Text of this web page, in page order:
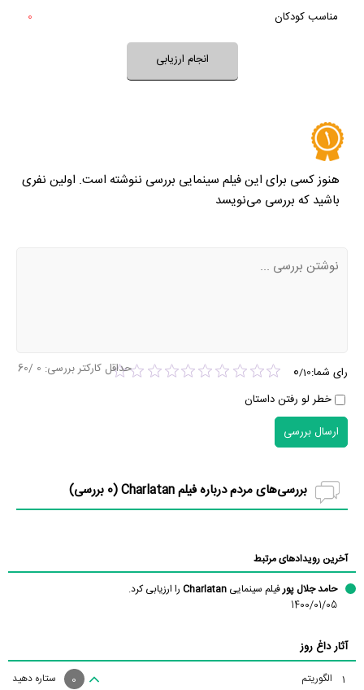
نظر خود را ثبت کنید
مناسب کودکان
0
انجام ارزیابی
هنوز کسی برای این فیلم سینمایی بررسی ننوشته است. اولین نفری
باشید که بررسی می‌نویسد
رای شما: 0/10
خطر لو رفتن داستان
حداقل کارکتر بررسی: 0
/60
ارسال بررسی
بررسی‌های مردم درباره فیلم Charlatan ( 0 بررسی)
آخرین رویدادهای مرتبط
حامد جلال پورفیلم سینمایی Charlatan را ارزیابی کرد.
1400/01/05
آثار داغ روز
1 الگوریتم ستاره دهید 0